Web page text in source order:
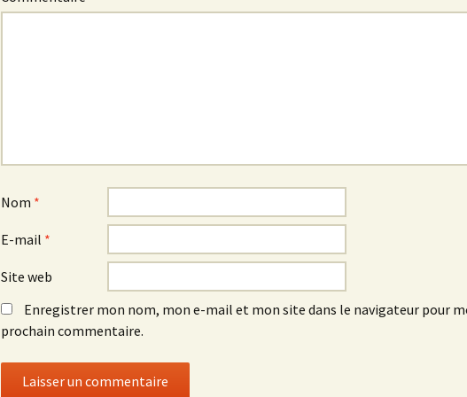
Nom *
E-mail *
Site web
Enregistrer mon nom, mon e-mail et mon site dans le navigateur pour
prochain commentaire.